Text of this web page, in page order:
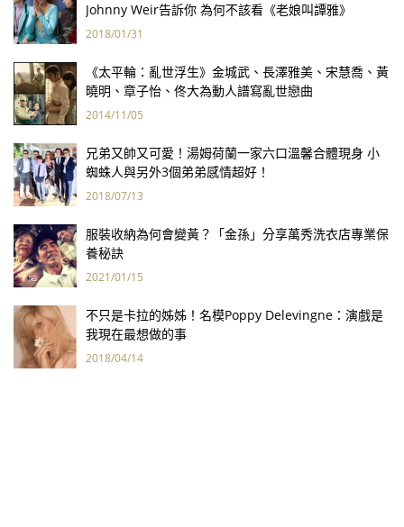
Johnny Weir告訴你 為何不該看《老娘叫譚雅》
2018/01/31
《太平輪：亂世浮生》金城武、長澤雅美、宋慧喬、黃
曉明、章子怡、佟大為動人譜寫亂世戀曲
2014/11/05
兄弟又帥又可愛！湯姆荷蘭一家六口溫馨合體現身 小
蜘蛛人與另外3個弟弟感情超好！
2018/07/13
服裝收納為何會變黃？「金孫」分享萬秀洗衣店專業保
養秘訣
2021/01/15
不只是卡拉的姊姊！名模Poppy Delevingne：演戲是
我現在最想做的事
2018/04/14